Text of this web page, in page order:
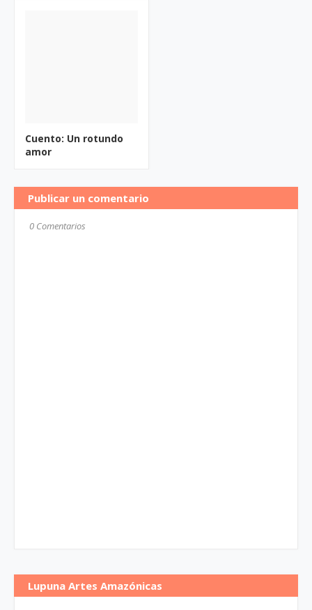
Cuento: Un rotundo
amor
Publicar un comentario
0 Comentarios
Lupuna Artes Amazónicas